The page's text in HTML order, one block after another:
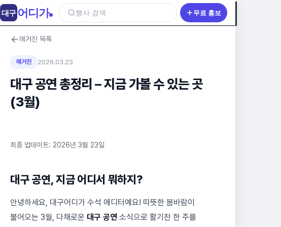
매거진 목록
매거진 2026.03.23
대구 공연 총정리 – 지금 가볼 수 있는 곳
(3월)
최종 업데이트: 2026년 3월 23일
대구 공연, 지금 어디서 뭐하지?
안녕하세요, 대구어디가 수석 에디터예요! 따뜻한 봄바람이
불어오는 3월, 다채로운 대구 공연 소식으로 활기찬 한 주를
대구 어디가 행사 검색 무료 홍보